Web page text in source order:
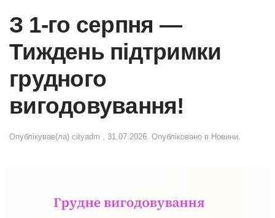
З 1-го серпня —
Тиждень підтримки
грудного
вигодовування!
Опублікував(ла) cityadm 31.07.2026 . Опубліковано в Новини